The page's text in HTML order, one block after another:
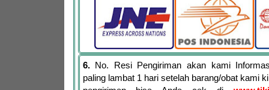
6.No. Resi Pengiriman akan kami
paling lambat 1 hari setelah barang/obat kami